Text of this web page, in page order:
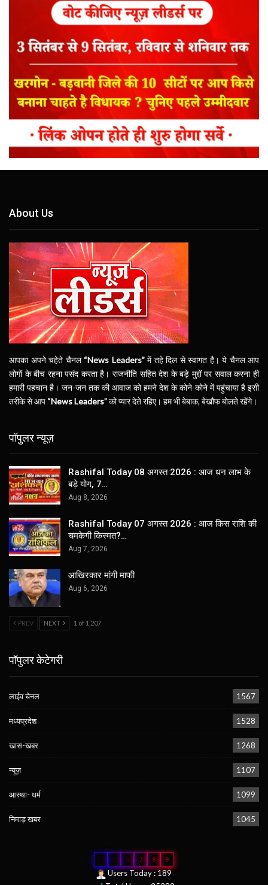
About Us
आपका अपने चहेते चैनल “News Leaders”में तहे दिल से स्वागत है। ये चैनल आप
लोगों के बीच रहना पसंद करता है। राजनीति सहित देश के बड़े मुद्दों पर सवाल करना ही
हमारी पहचान है। जन-जन तक की आवाज को हमने देश के कोने-कोने में पहुंचाया है इसी
तरीके से आप “News Leaders”को प्यार देते रहिए। हम भी बेबाक, बेखौफ बोलते रहेंगे।
पॉपुलर न्यूज़
Rashifal Today 08 अगस्त 2026 : आज धन लाभ के
बड़े योग, 7…
Aug 8, 2026
Rashifal Today 07 अगस्त 2026 : आज किस राशि की
चमकेगी किस्मत?…
Aug 7, 2026
आखिरकार मांगी माफी
Aug 6, 2026
PREV NEXT 1 of 1,207
पॉपुलर केटेगरी
लाईव चेनल 1567
मध्यप्रदेश 1528
खास-खबर 1268
न्यूज़ 1107
आस्था- धर्म 1099
निमाड़ खबर 1045
2 5 2 8 9
Users Today : 189